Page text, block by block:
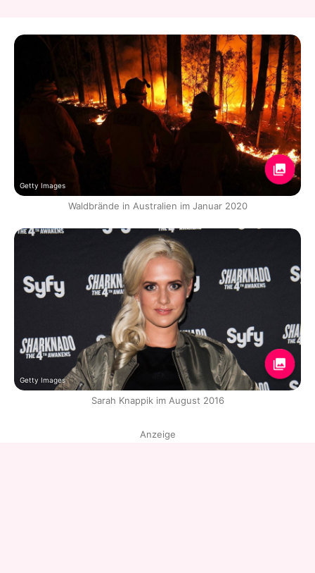
Getty Images
Waldbrände in Australien im Januar 2020
Getty Images
Sarah Knappik im August 2016
Anzeige